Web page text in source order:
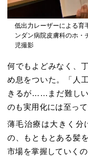
低出力レーザーによる育
ンダン病院皮膚科のホ・
児撮影
何でもよどみなく、
め息をついた。「人
きるが……まだ難しい
のも実用化には至っ
薄毛治療は大きく分
の、もともとある髪
市場を掌握していく